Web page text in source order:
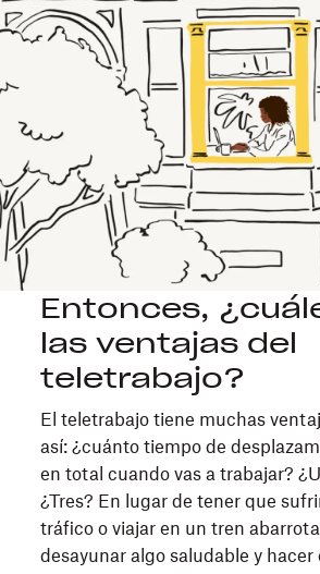
Entonces,
las ventajas del
teletrabajo?
El teletrabajo tiene muchas
así: ¿cuánto tiempo de
en total cuando vas a trabajar?
¿Tres? En lugar de tener que
tráfico o viajar en un tren
desayunar algo saludable y hacer